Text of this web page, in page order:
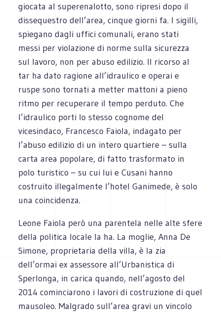
giocata al superenalotto, sono ripresi dopo il
dissequestro dell’area, cinque giorni fa. I sigilli,
spiegano dagli uffici comunali, erano stati
messi per violazione di norme sulla sicurezza
sul lavoro, non per abuso edilizio. Il ricorso al
tar ha dato ragione all’idraulico e operai e
ruspe sono tornati a metter mattoni a pieno
ritmo per recuperare il tempo perduto. Che
l’idraulico porti lo stesso cognome del
vicesindaco, Francesco Faiola, indagato per
l’abuso edilizio di un intero quartiere – sulla
carta area popolare, di fatto trasformato in
polo turistico – su cui lui e Cusani hanno
costruito illegalmente l’hotel Ganimede, è solo
una coincidenza.
Leone Faiola però una parentela nelle alte sfere
della politica locale la ha. La moglie, Anna De
Simone, proprietaria della villa, è la zia
dell’ormai ex assessore all’Urbanistica di
Sperlonga, in carica quando, nell’agosto del
2014 cominciarono i lavori di costruzione di quel
mausoleo. Malgrado sull’area gravi un vincolo